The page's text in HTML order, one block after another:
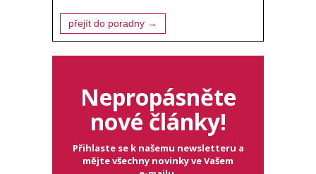
přejít do poradny →
Nepropásněte
nové články!
Přihlaste se k našemu newsletteru a
mějte všechny novinky ve Vašem